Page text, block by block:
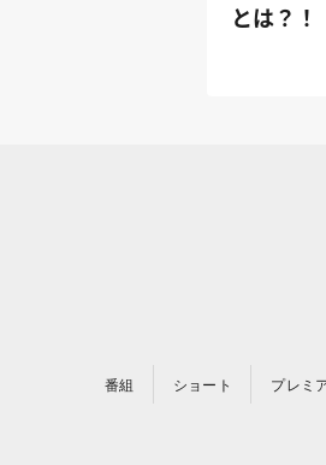
とは？！
番組 ショート プレミ